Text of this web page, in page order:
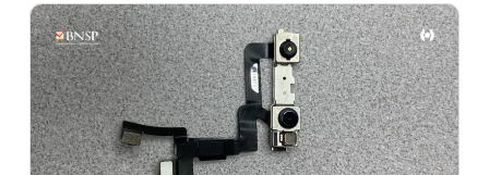
Face
ID
Hilang
Setelah
Jatuh?
Ini
Komponen
yang
Biasanya
Bermasalah